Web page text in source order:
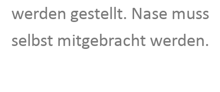
werden gestellt. Nase muss
selbst mitgebracht werden.